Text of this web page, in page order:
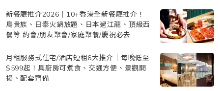
新餐廳推介2026｜10+香港全新餐廳推介！
鳥貴族、日泰火鍋放題、日本過江龍、頂級西
餐等 約會/朋友聚會/家庭聚餐/慶祝必去
月租服務式住宅/酒店短租6大推介｜每晚低至
$599起！具廚房可煮食、交通方便、景觀開
揚、配套齊備